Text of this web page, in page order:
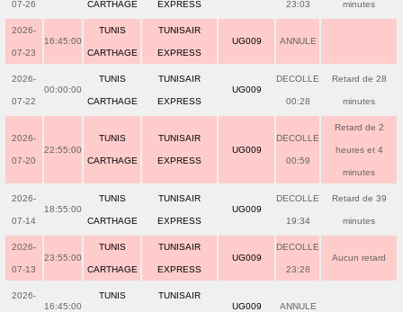
07-26 CARTHAGE EXPRESS 23:03 minutes
2026-
07-23
16:45:00
TUNIS
CARTHAGE
TUNISAIR
EXPRESS
UG009 ANNULE
2026-
07-22
00:00:00
TUNIS
CARTHAGE
TUNISAIR
EXPRESS
UG009
DECOLLE
00:28
Retard de 28
minutes
2026-
07-20
22:55:00
TUNIS
CARTHAGE
TUNISAIR
EXPRESS
UG009
DECOLLE
00:59
Retard de 2
heures et 4
minutes
2026-
07-14
18:55:00
TUNIS
CARTHAGE
TUNISAIR
EXPRESS
UG009
DECOLLE
19:34
Retard de 39
minutes
2026-
07-13
23:55:00
TUNIS
CARTHAGE
TUNISAIR
EXPRESS
UG009
DECOLLE
23:28
Aucun retard
2026-
16:45:00
TUNIS TUNISAIR
UG009 ANNULE